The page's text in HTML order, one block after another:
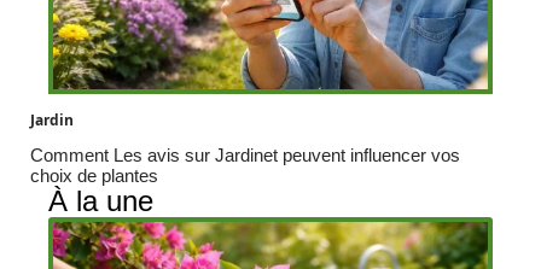
Jardin
Comment Les avis sur Jardinet peuvent influencer vos
choix de plantes
À la une